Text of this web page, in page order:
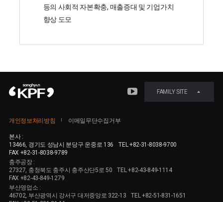
등의 사회적 자본확충, 매출증대 및 기업가치
향상 도모
개인정보처리방침 이메일무단수집거부
본사 :
13466, 경기도 성남시 분당구 운중로 136
TEL +82-31-8038-9700
FAX +82-31-8038-9789
충주공장 :
27327, 충청북도 충주시 충주산단5로 50
TEL +82-43-849-1114
FAX +82-43-849-1279
부산영업소 :
46702, 부산광역시 강서구 대저중앙로 322-13
TEL +82-51-831-1651
FAMILY SITE